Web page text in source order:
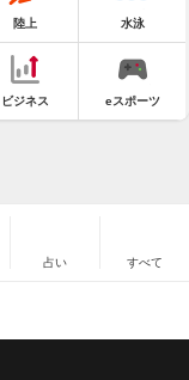
陸上 水泳
ビジネス eスポーツ
占い すべて